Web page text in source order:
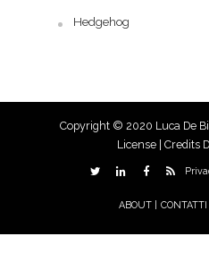
Hedgehog
Copyright © 2020 Luca De
License | Credits
ABOUT | CONTATTI |